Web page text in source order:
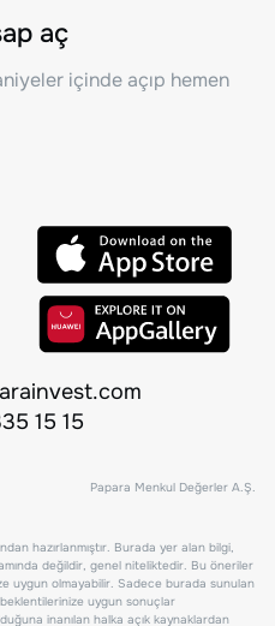
aç
içinde açıp hemen
15 15
Papara Menkul Değerler A.Ş.
hazırlanmıştır. Burada yer alan bilgi,
değildir, genel niteliktedir. Bu öneriler
uygun olmayabilir. Sadece burada sunulan
beklentilerinize uygun sonuçlar
inanılan halka açık kaynaklardan